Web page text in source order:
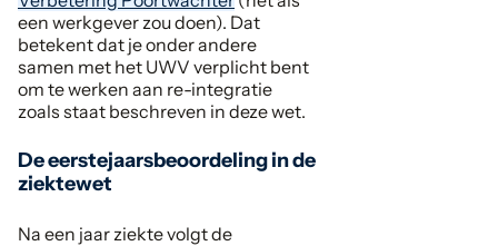
een werkgever zou doen). Dat
betekent dat je onder andere
samen met het UWV verplicht bent
om te werken aan re-integratie
zoals staat beschreven in deze wet.
De eerstejaarsbeoordeling in de
ziektewet
Na een jaar ziekte volgt de